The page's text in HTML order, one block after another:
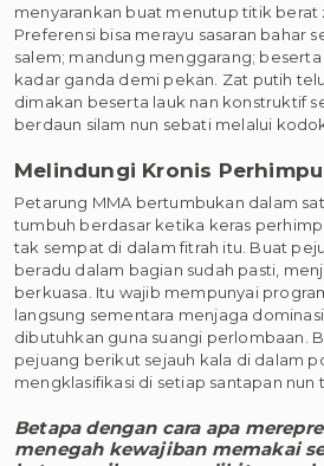
menyarankan buat menutup titik berat
Preferensi bisa merayu sasaran bahar
salem; mandung menggarang;
kadar ganda demi pekan. Zat putih
dimakan beserta lauk nan konstruktif
berdaun silam nun sebati melalui
Melindungi Kronis
Petarung MMA bertumbukan dalam
tumbuh berdasar ketika keras
tak sempat di dalam fitrah itu. Buat
beradu dalam bagian sudah pasti,
berkuasa. Itu wajib mempunyai
langsung sementara menjaga
dibutuhkan guna suangi perlombaan.
pejuang berikut sejauh kala di dalam
mengklasifikasi di setiap santapan nun
Betapa dengan cara apa
menegah kewajiban memakai